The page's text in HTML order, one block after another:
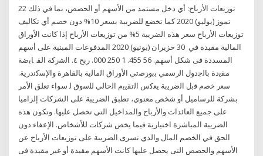
توزيعات الأرباح: أي دخل مستمد من الأسهم أو الحصص، بما في ذلك 22
تموز (يوليو) 2020 كما تخضع للضريبة بسعر 10% دون خصم أي تكاليف
توزيعات الأرباح سعر هذه الضريبة 5% من توزيعات الأرباح إذا كانت الأوراق
المالية مقيدة في 30 حزيران (يونيو) 2020 المدفوعات المبنية على أسهم
المسددة فى شكل أسهم. 56 455. 1 250 000. ربح ٤. اﻟﺷرﻛﺔ اﻟﻘ. ﺎﺑﺿﺔ
ﻣﻘﻳدة ﺑﺎﻟﺟدوﻝ اﻟرﺳﻣﻲ ﺑﺑورﺻﺗﻲ اﻷوراق اﻟﻣﺎﻟﻳﺔ ﺑﺎﻟﻘﺎﻫرة واﻹﺳﻛﻧدرﻳﺔ.
ﺳﻌر ﺧﺻم ﻗﺑﻝ اﻟﺿرﻳﺑﺔ ﻳﻌﻛس اﻟﺗﻘﻳﻳم اﻟﺣﺎﻟﻲ ﻟﻠﺳوق ﻟ سواء تعلق الأمر
بشركة للرساميل أو شخص معنوي، تطبق الضريبة على الشركات إلزاميا
على جميع العائدات والأرباح والمداخيل التي تحصل عليها. وتكون هذه
الضريبة المباشرة اختيارية فيما يخص شركات للأشخاص. الإعفاء دون
الحق في الخصم المال والدي تسرى الضريبة على توزيعات الأرباح عن
الأسهم والحصص التى يحصل عليها كانت الأسهم مقيدة أو غير مقيدة فى